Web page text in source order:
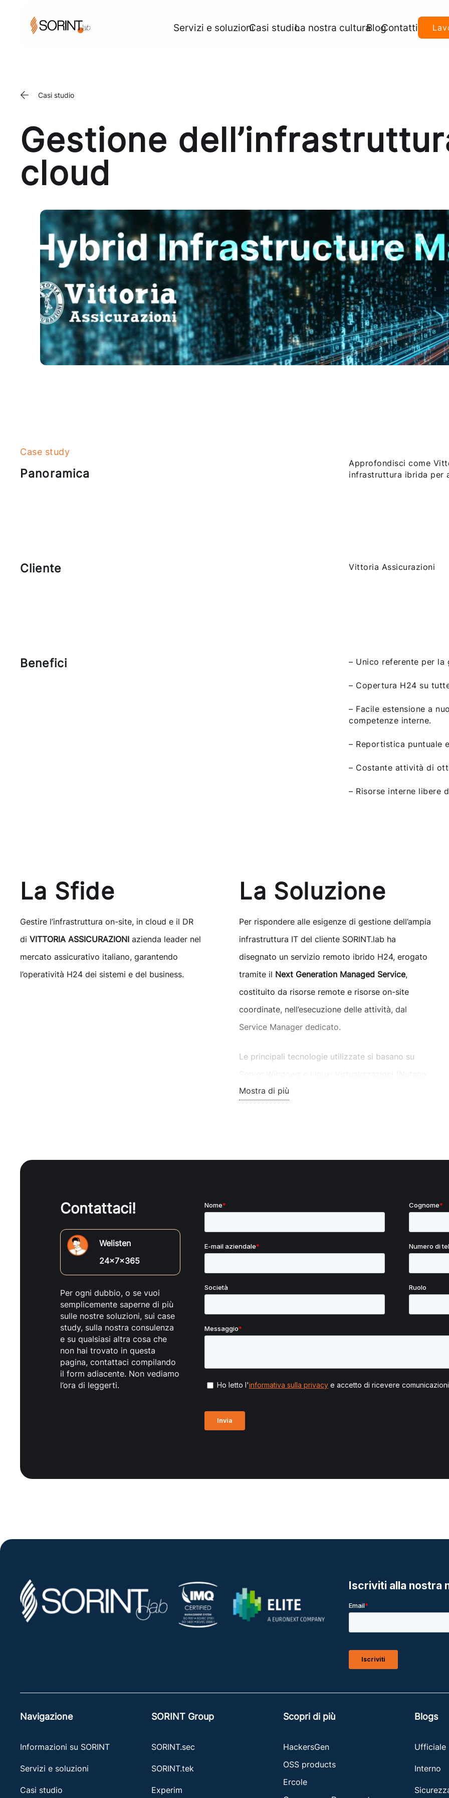
Servizi e soluzioniCasi studioLa nostra culturaBlogContatti
Casi studio
Gestione
cloud
Case study
Panoramica
Approfondisci come
infrastruttura ibrida per
Cliente Vittoria Assicurazioni
Benefici – Unico referente per la
– Copertura H24 su
– Facile estensione a
competenze interne.
– Reportistica puntuale
– Costante attività di
– Risorse interne libere
La Sfide
Gestire l’infrastruttura on-site, in cloud e il DR
di VITTORIA ASSICURAZIONI azienda leader nel
mercato assicurativo italiano, garantendo
l’operatività H24 dei sistemi e del business.
La Soluzione
Per rispondere alle esigenze di gestione dell’ampia
infrastruttura IT del cliente SORINT.lab ha
disegnato un servizio remoto ibrido H24, erogato
tramite il Next Generation Managed Service,
costituito da risorse remote e risorse on-site
coordinate, nell’esecuzione delle attività, dal
Service Manager dedicato.
Le principali tecnologie utilizzate si basano su
Vmware; Simplivity); Database (MS SQL Server,
ambienti cloud (Google Cloud Platform-KE e MS
alcune delle altre tecnologie utilizzate per il
monitoraggio infrastrutturale e applicativo.
Mostra di più
Contattaci!
Welisten
24x7x365
Per ogni dubbio, o se vuoi
semplicemente saperne di più
sulle nostre soluzioni, sui case
study, sulla nostra consulenza
e su qualsiasi altra cosa che
non hai trovato in questa
pagina, contattaci compilando
il form adiacente. Non vediamo
l’ora di leggerti.
Navigazione
Informazioni su SORINT
Servizi e soluzioni
Casi studio
SORINT Group
SORINT.sec
SORINT.tek
Experim
Scopri di più
HackersGen
OSS products
Ercole
Blogs
Ufficiale
Interno